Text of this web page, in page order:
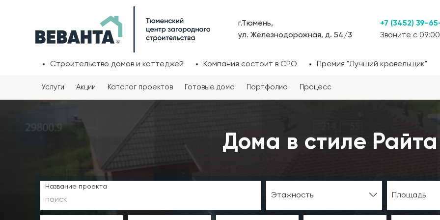
г.Тюмень,
ул. Железнодорожная, д. 54/3
+7 (3452) 39-
Звоните с
Строительство домов и коттеджей Компания состоит в СРО Премия "Лучший кровельщик"
Услуги Акции Каталог проектов Готовые дома Портфолио Процесс
Дома в стиле Райта
Название проекта
Этажность Площадь